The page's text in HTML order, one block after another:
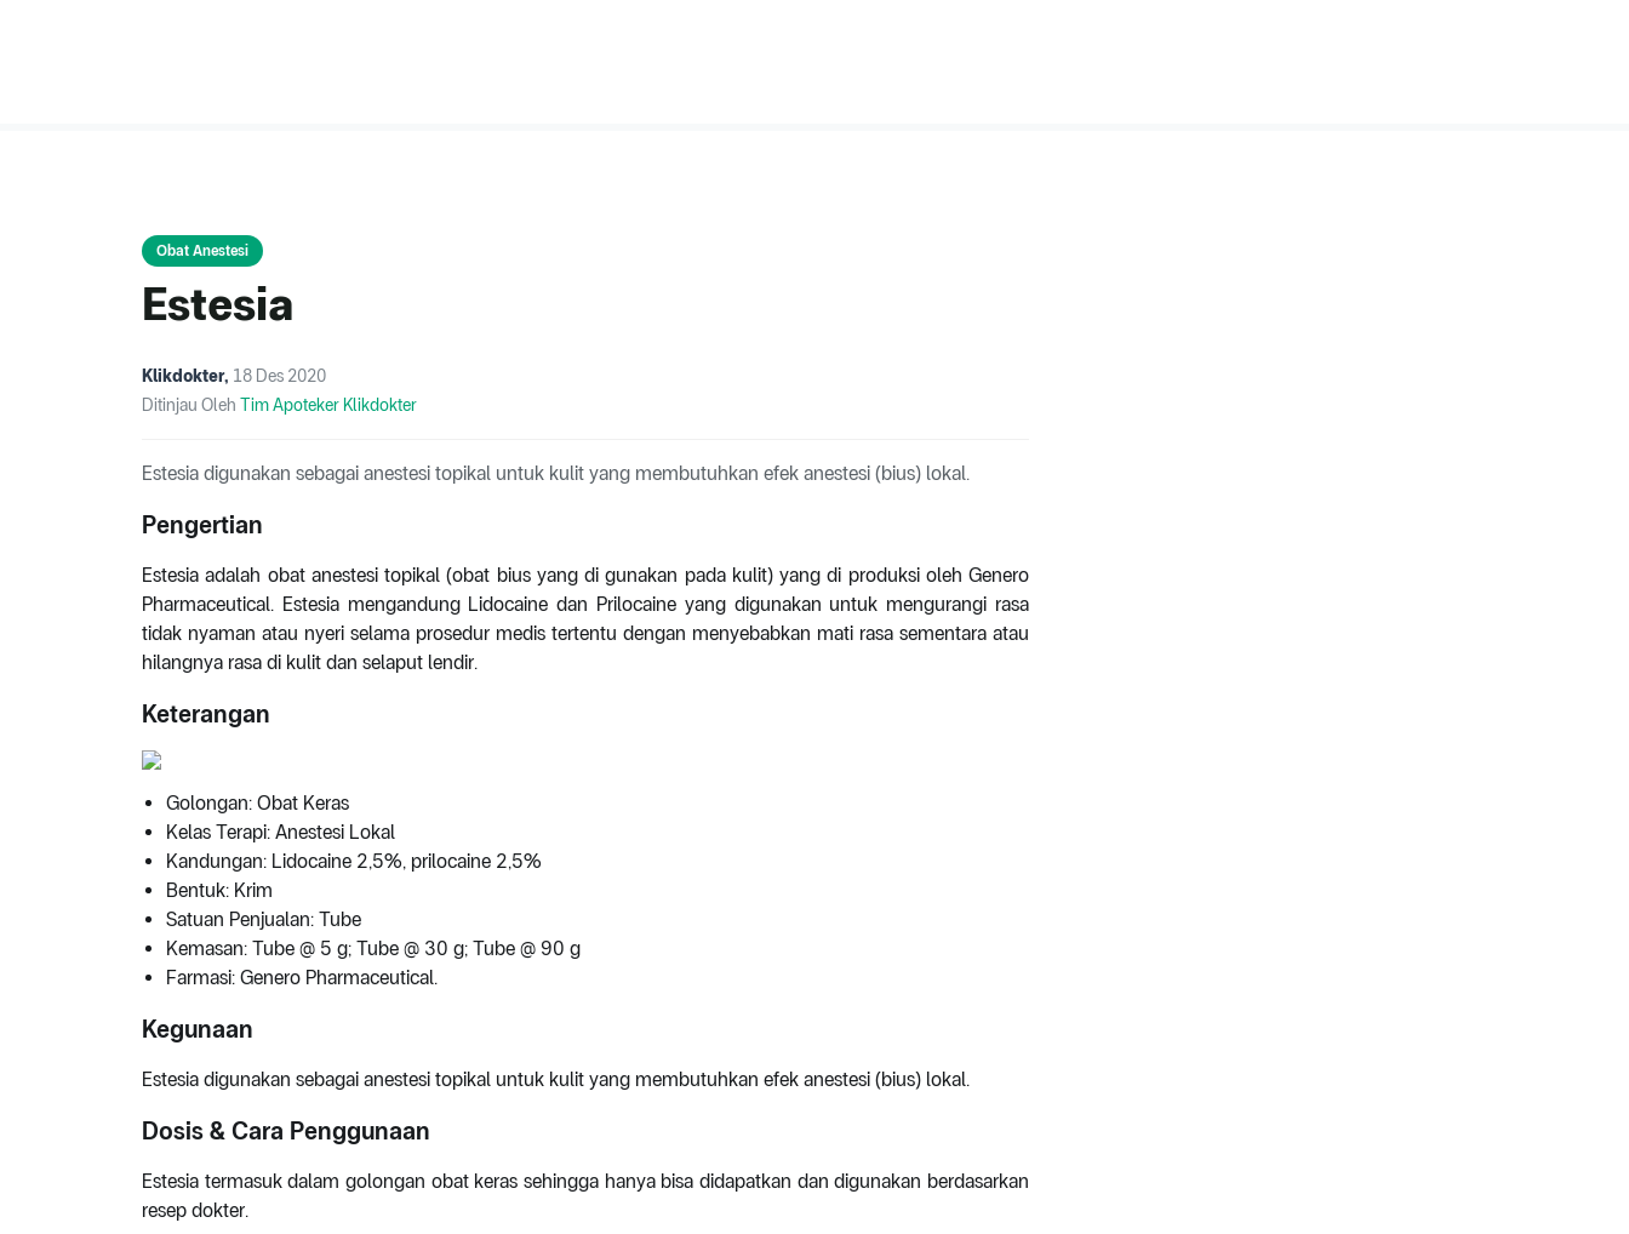
Obat Anestesi
Estesia
Klikdokter, 18 Des 2020
Ditinjau Oleh Tim Apoteker Klikdokter
Estesia digunakan sebagai anestesi topikal untuk kulit yang membutuhkan efek anestesi (bius) lokal.
Pengertian
Estesia adalah obat anestesi topikal (obat bius yang di gunakan pada kulit) yang di produksi oleh Genero
Pharmaceutical. Estesia mengandung Lidocaine dan Prilocaine yang digunakan untuk mengurangi rasa
tidak nyaman atau nyeri selama prosedur medis tertentu dengan menyebabkan mati rasa sementara atau
hilangnya rasa di kulit dan selaput lendir.
Keterangan
Golongan: Obat Keras
Kelas Terapi: Anestesi Lokal
Kandungan: Lidocaine 2,5%, prilocaine 2,5%
Bentuk: Krim
Satuan Penjualan: Tube
Kemasan: Tube @ 5 g; Tube @ 30 g; Tube @ 90 g
Farmasi: Genero Pharmaceutical.
Kegunaan
Estesia digunakan sebagai anestesi topikal untuk kulit yang membutuhkan efek anestesi (bius) lokal.
Dosis & Cara Penggunaan
Estesia termasuk dalam golongan obat keras sehingga hanya bisa didapatkan dan digunakan berdasarkan
resep dokter.